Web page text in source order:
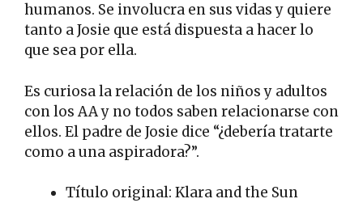
humanos. Se involucra en sus vidas y quiere
tanto a Josie que está dispuesta a hacer lo
que sea por ella.
Es curiosa la relación de los niños y adultos
con los AA y no todos saben relacionarse con
ellos. El padre de Josie dice “¿debería tratarte
como a una aspiradora?”.
Título original: Klara and the Sun